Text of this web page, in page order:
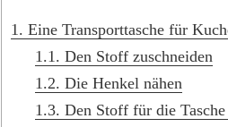
1. Eine Transporttasche für
1.1. Den Stoff zuschneiden
1.2. Die Henkel nähen
1.3. Den Stoff für die Tasche